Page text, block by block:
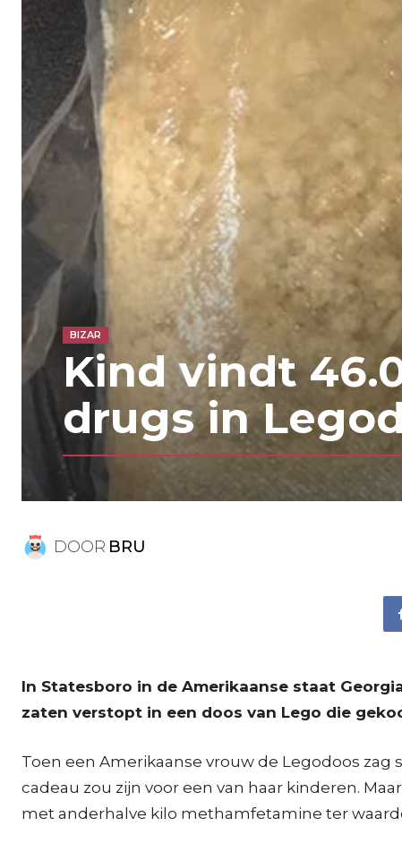
BIZAR
Kind vindt
drugs in
DOOR BRU
In Statesboro in de Amerikaanse staat
zaten verstopt in een doos van Lego die
Toen een Amerikaanse vrouw de Legodoos
cadeau zou zijn voor een van haar kinderen.
met anderhalve kilo methamfetamine ter